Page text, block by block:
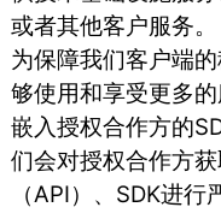
或者其他客户服务。
为保障我们客户端
够使用和享受更多
嵌入授权合作方的
们会对授权合作方
（API）、SDK进